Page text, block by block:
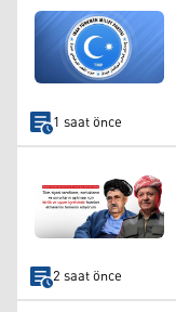
1 saat önce
2 saat önce